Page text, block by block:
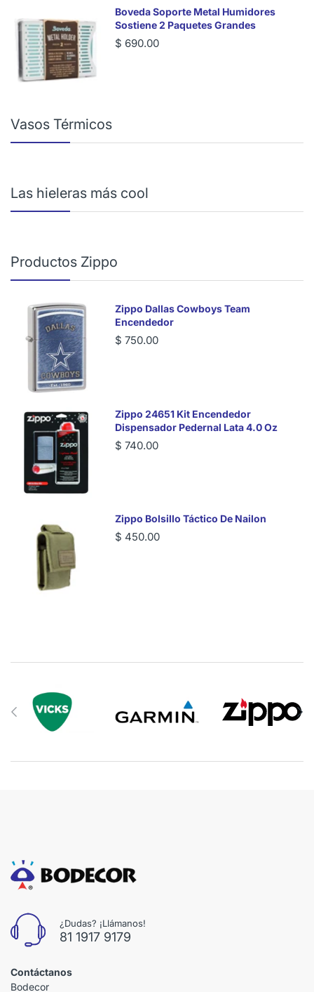
Boveda Soporte Metal Humidores
Sostiene 2 Paquetes Grandes
$ 690.00
Vasos Térmicos
Las hieleras más cool
Productos Zippo
Zippo Dallas Cowboys Team
Encendedor
$ 750.00
Zippo 24651 Kit Encendedor
Dispensador Pedernal Lata 4.0 Oz
$ 740.00
Zippo Bolsillo Táctico De Nailon
$ 450.00
¿Dudas? ¡Llámanos!
81 1917 9179
Contáctanos
Bodecor